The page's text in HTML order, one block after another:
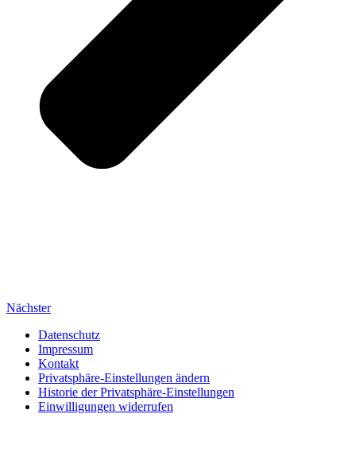
Nächster
Datenschutz
Impressum
Kontakt
Privatsphäre-Einstellungen ändern
Historie der Privatsphäre-Einstellungen
Einwilligungen widerrufen